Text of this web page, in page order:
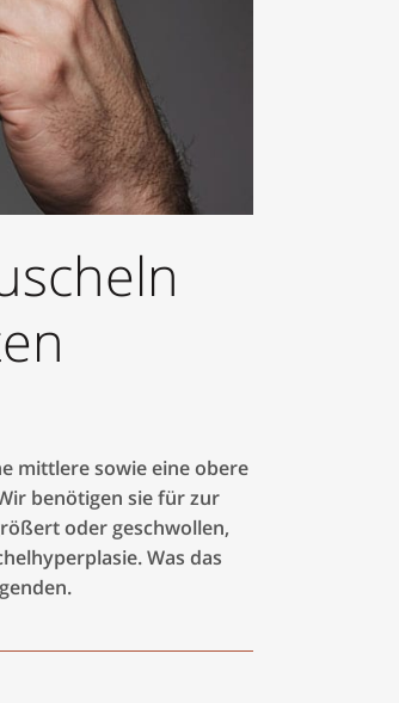
mittlere sowie eine obere
benötigen sie für zur
oder geschwollen,
Was das